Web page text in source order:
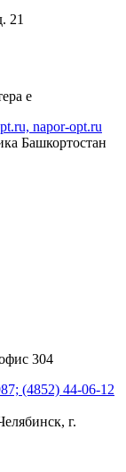
21
е
napor-opt.ru
Башкортостан
304
(4852) 44-06-12
г.